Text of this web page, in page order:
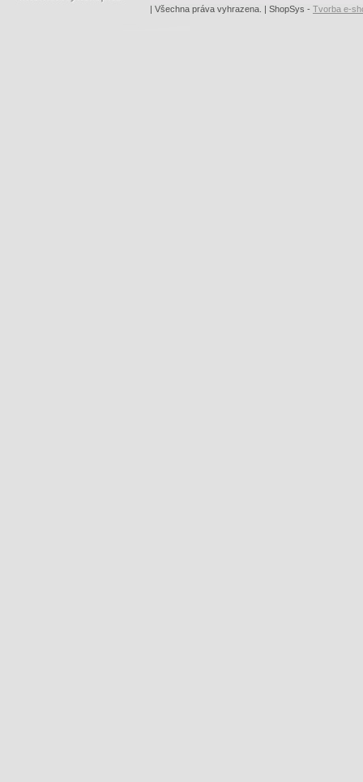
| Všechna práva vyhrazena. | ShopSys - Tvorba e-